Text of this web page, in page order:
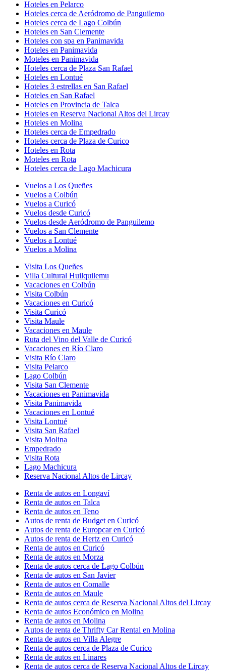
Hoteles en Pelarco
Hoteles cerca de Aeródromo de Panguilemo
Hoteles cerca de Lago Colbún
Hoteles en San Clemente
Hoteles con spa en Panimavida
Hoteles en Panimavida
Moteles en Panimavida
Hoteles cerca de Plaza San Rafael
Hoteles en Lontué
Hoteles 3 estrellas en San Rafael
Hoteles en San Rafael
Hoteles en Provincia de Talca
Hoteles en Reserva Nacional Altos del Lircay
Hoteles en Molina
Hoteles cerca de Empedrado
Hoteles cerca de Plaza de Curico
Hoteles en Rota
Moteles en Rota
Hoteles cerca de Lago Machicura
Vuelos a Los Queñes
Vuelos a Colbún
Vuelos a Curicó
Vuelos desde Curicó
Vuelos desde Aeródromo de Panguilemo
Vuelos a San Clemente
Vuelos a Lontué
Vuelos a Molina
Visita Los Queñes
Villa Cultural Huilquilemu
Vacaciones en Colbún
Visita Colbún
Vacaciones en Curicó
Visita Curicó
Visita Maule
Vacaciones en Maule
Ruta del Vino del Valle de Curicó
Vacaciones en Río Claro
Visita Río Claro
Visita Pelarco
Lago Colbún
Visita San Clemente
Vacaciones en Panimavida
Visita Panimavida
Vacaciones en Lontué
Visita Lontué
Visita San Rafael
Visita Molina
Empedrado
Visita Rota
Lago Machicura
Reserva Nacional Altos de Lircay
Renta de autos en Longaví
Renta de autos en Talca
Renta de autos en Teno
Autos de renta de Budget en Curicó
Autos de renta de Europcar en Curicó
Autos de renta de Hertz en Curicó
Renta de autos en Curicó
Renta de autos en Morza
Renta de autos cerca de Lago Colbún
Renta de autos en San Javier
Renta de autos en Comalle
Renta de autos en Maule
Renta de autos cerca de Reserva Nacional Altos del Lircay
Renta de autos Económico en Molina
Renta de autos en Molina
Autos de renta de Thrifty Car Rental en Molina
Renta de autos en Villa Alegre
Renta de autos cerca de Plaza de Curico
Renta de autos en Linares
Renta de autos cerca de Reserva Nacional Altos de Lircay